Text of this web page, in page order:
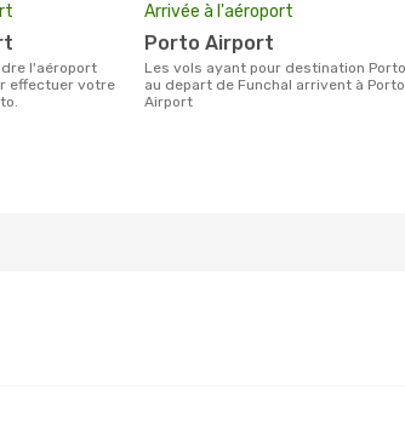
effectuer votre
Arrivée à l'aéroport
Porto Airport
Les vols ayant pour destination Porto
au depart de Funchal arrivent à Porto
Airport